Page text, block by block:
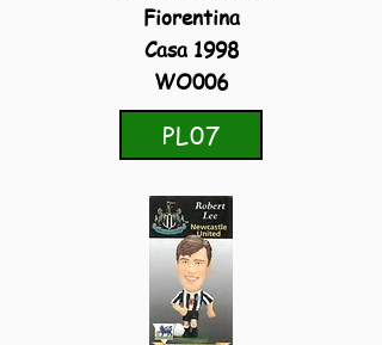
Fiorentina
Casa 1998
WO006
PL07